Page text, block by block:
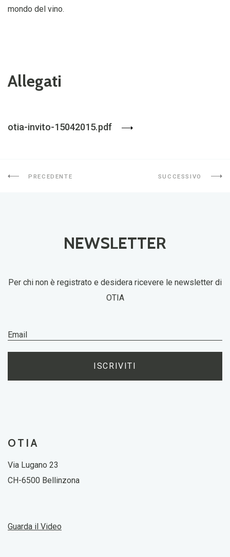
mondo del vino.
Allegati
otia-invito-15042015.pdf
PRECEDENTE SUCCESSIVO
NEWSLETTER
Per chi non è registrato e desidera ricevere le newsletter di
OTIA
ISCRIVITI
OTIA
Via Lugano 23
CH-6500 Bellinzona
Guarda il Video